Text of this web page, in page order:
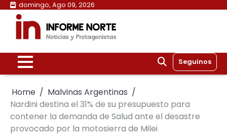
Skip
content
domingo, Ago 09, 2026
Seguinos
Home
Malvinas Argentinas
Nardini destina el 31% de su presupuesto para
contener la demanda de Salud ante el desastre
provocado por la motosierra de Milei